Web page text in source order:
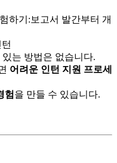
하기:보고서 발간부터 개
는 방법은 없습니다.
어려운 인턴 지원 프로세
험 을 만들 수 있습니다.